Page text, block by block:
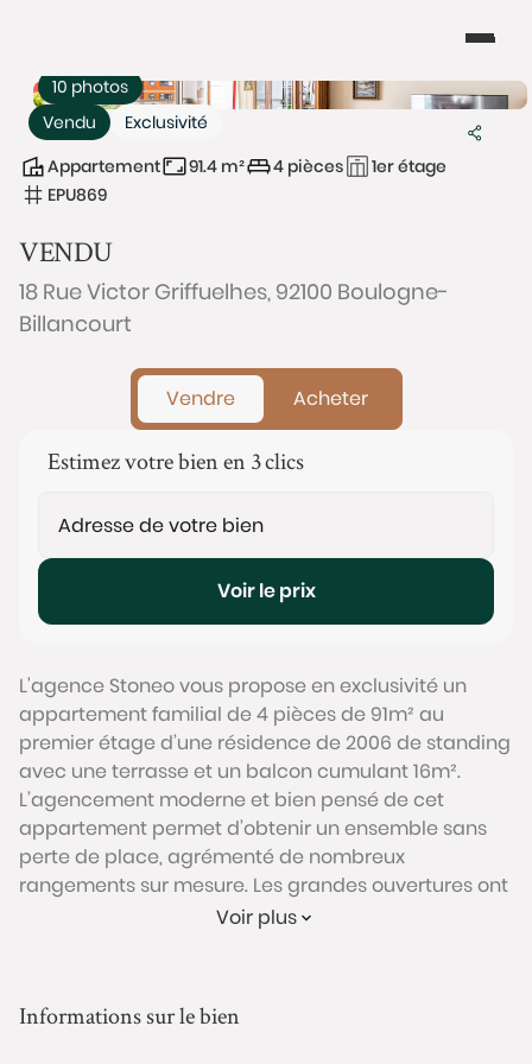
Vendu Exclusivité
10 photos
Appartement 91.4 m² 4 pièces
1er étage
EPU869
VENDU
18 Rue Victor Griffuelhes, 92100 Boulogne-
Billancourt
Vendre Acheter
Estimez votre bien en 3 clics
Voir le prix
L'agence Stoneo vous propose en exclusivité un
appartement familial de 4 pièces de 91m² au
premier étage d’une résidence de 2006 de standing
avec une terrasse et un balcon cumulant 16m².
L’agencement moderne et bien pensé de cet
appartement permet d’obtenir un ensemble sans
perte de place, agrémenté de nombreux
rangements sur mesure. Les grandes ouvertures ont
été conçues pour faire bénéficier à l’ensemble des
accès à une terrasse exposée Sud de plus de 8m²
Voir plus
Informations sur le bien